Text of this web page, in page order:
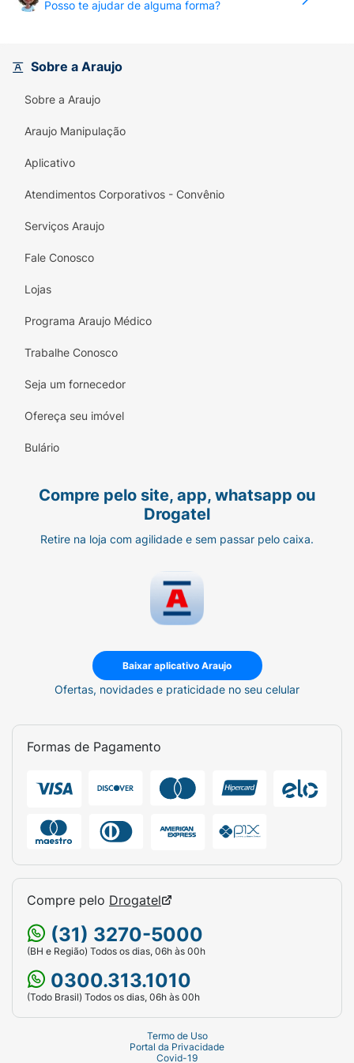
Posso te ajudar de alguma forma?
Sobre a Araujo
Sobre a Araujo
Araujo Manipulação
Aplicativo
Atendimentos Corporativos - Convênio
Serviços Araujo
Fale Conosco
Lojas
Programa Araujo Médico
Trabalhe Conosco
Seja um fornecedor
Ofereça seu imóvel
Bulário
Compre pelo site, app, whatsapp ou
Drogatel
Retire na loja com agilidade e sem passar pelo caixa.
Baixar aplicativo Araujo
Ofertas, novidades e praticidade no seu celular
Formas de Pagamento
Compre pelo Drogatel
(31) 3270-5000
(BH e Região) Todos os dias, 06h às 00h
0300.313.1010
(Todo Brasil) Todos os dias, 06h às 00h
Termo de Uso
Portal da Privacidade
Covid-19